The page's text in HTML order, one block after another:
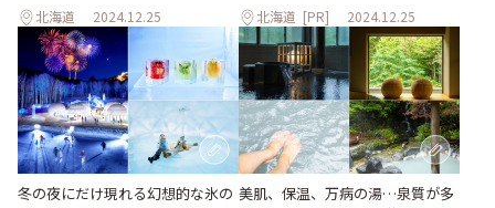
北海道 2024.12.25 北海道 [PR] 2024.12.25
冬の夜にだけ現れる幻想的な氷の 美肌、保温、万病の湯…泉質が多